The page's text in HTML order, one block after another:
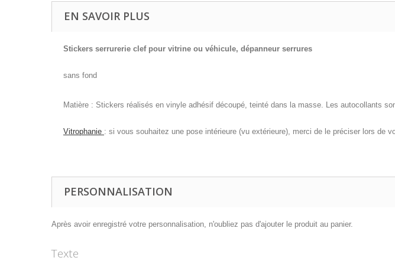
EN SAVOIR PLUS
Stickers serrurerie clef pour vitrine ou véhicule, dépanneur serrures
sans fond
Matière : Stickers réalisés en vinyle adhésif découpé, teinté dans la masse. Les autocollants
Vitrophanie : si vous souhaitez une pose intérieure (vu extérieure), merci de le préciser lors de
PERSONNALISATION
Après avoir enregistré votre personnalisation, n'oubliez pas d'ajouter le produit au panier.
Texte